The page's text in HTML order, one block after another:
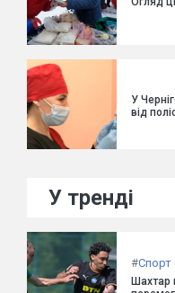
У
від
У тренді
#Спорт
Шахтар